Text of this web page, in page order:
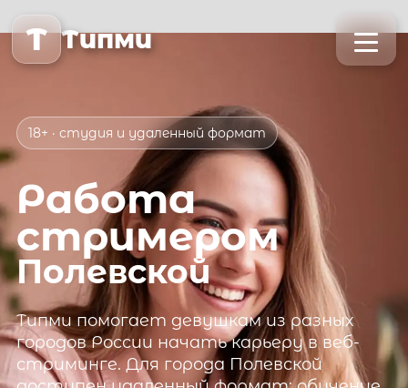
T Типми
18+ · студия и удаленный формат
Работа
стримером
Полевской
Типмипомогает девушкам из разных
городов России начать карьеру в веб-
стриминге. Для города Полевской